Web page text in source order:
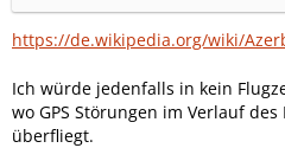
https://de.wikipedia.org/wiki/
Ich würde jedenfalls in kein
wo GPS Störungen im Verlauf
überfliegt.